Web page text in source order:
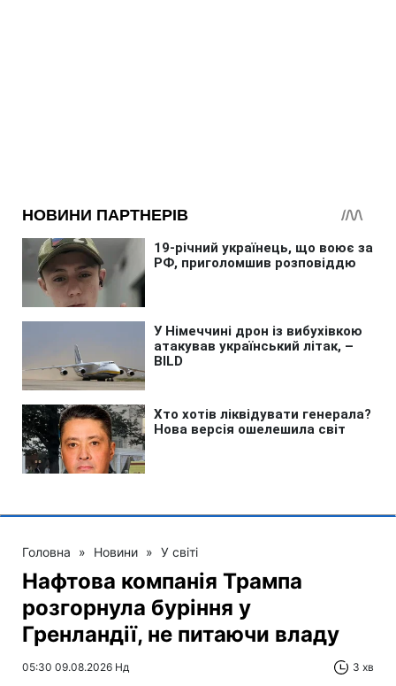
Головна » Новини » У світі
Нафтова компанія Трампа
розгорнула буріння у
Гренландії, не питаючи владу
05:30 09.08.2026 Нд 3 хв